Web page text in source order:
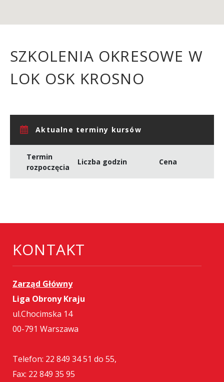
SZKOLENIA OKRESOWE W
LOK OSK KROSNO
Aktualne terminy kursów
Termin
rozpoczęcia
Liczba godzin Cena
KONTAKT
Zarząd Główny
Liga Obrony Kraju
ul.Chocimska 14
00-791 Warszawa
Telefon: 22 849 34 51 do 55,
Fax: 22 849 35 95